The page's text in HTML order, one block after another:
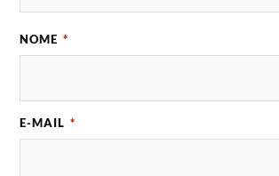
NOME *
E-MAIL *